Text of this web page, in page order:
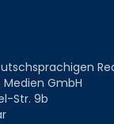
Medien GmbH
Str. 9b